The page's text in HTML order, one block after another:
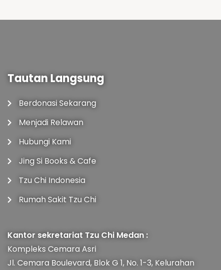
Tautan Langsung
Berdonasi Sekarang
Menjadi Relawan
Hubungi Kami
Jing Si Books & Cafe
Tzu Chi Indonesia
Rumah Sakit Tzu Chi
Kantor sekretariat Tzu Chi Medan :
Kompleks Cemara Asri
Jl. Cemara Boulevard, Blok G 1, No. 1-3, Kelurahan